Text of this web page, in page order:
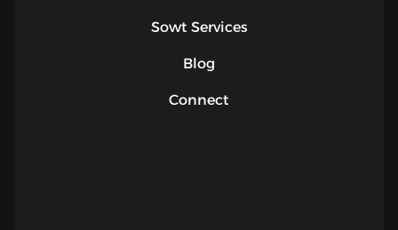
Sowt Services
Blog
Connect